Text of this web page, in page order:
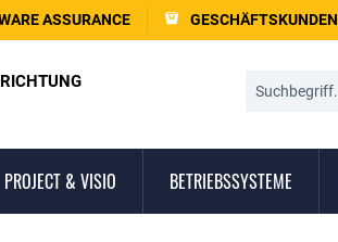
ASSURANCE GESCHÄFTSKUNDEN
PROJECT & VISIO BETRIEBSSYSTEME